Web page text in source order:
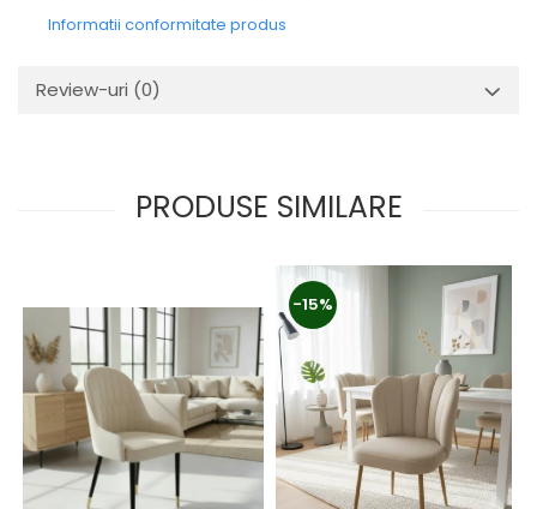
Informatii conformitate produs
Review-uri (0)
PRODUSE SIMILARE
-15%